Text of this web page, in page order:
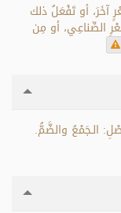
آخَرَ، أو تَفْعَلُ ذلك
الصِّناعِي، أو مِن
الـجَمْعُ والضَّمُّ.